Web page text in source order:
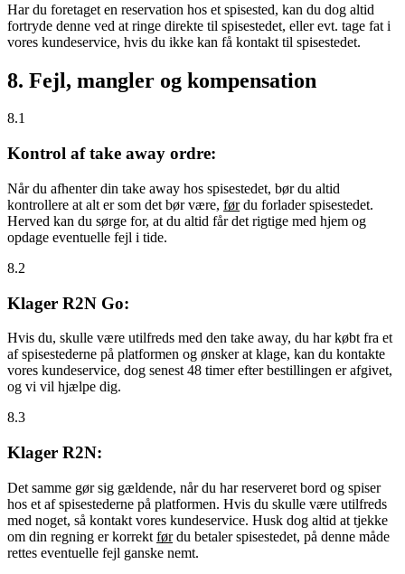
Har du foretaget en reservation hos et spisested, kan du dog altid
fortryde denne ved at ringe direkte til spisestedet, eller evt. tage fat i
vores kundeservice, hvis du ikke kan få kontakt til spisestedet.
8. Fejl, mangler og kompensation
8.1
Kontrol af take away ordre:
Når du afhenter din take away hos spisestedet, bør du altid
kontrollere at alt er som det bør være, førdu forlader spisestedet.
Herved kan du sørge for, at du altid får det rigtige med hjem og
opdage eventuelle fejl i tide.
8.2
Klager R2N Go:
Hvis du, skulle være utilfreds med den take away, du har købt fra et
af spisestederne på platformen og ønsker at klage, kan du kontakte
vores kundeservice, dog senest 48 timer efter bestillingen er afgivet,
og vi vil hjælpe dig.
8.3
Klager R2N:
Det samme gør sig gældende, når du har reserveret bord og spiser
hos et af spisestederne på platformen. Hvis du skulle være utilfreds
med noget, så kontakt vores kundeservice. Husk dog altid at tjekke
om din regning er korrekt førdu betaler spisestedet, på denne måde
rettes eventuelle fejl ganske nemt.